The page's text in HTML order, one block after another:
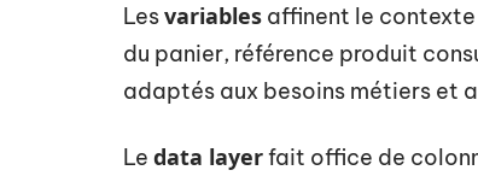
Lesvariables affinent le contexte
du panier, référence produit
adaptés aux besoins métiers et
Le data layerfait office de